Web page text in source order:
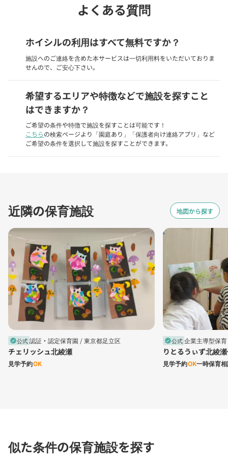
よくある質問
ホイシルの利用はすべて無料ですか？
施設へのご連絡を含めた本サービスは一切利用料をいただいておりま
せんので、ご安心下さい。
希望するエリアや特徴などで施設を探すこと
はできますか？
ご希望の条件や特徴で施設を探すことは可能です！
こちらの検索ページより「園庭あり」「保護者向け連絡アプリ」など
ご希望の条件を選択して施設を探すことができます。
近隣の保育施設 地図から探す
verified公式認証・認定保育園 /東京都足立区
チェリッシュ北綾瀬
見学予約OK
verified公式企業主導型保
りとるうぃず北綾
見学予約OK一時保育
似た条件の保育施設を探す